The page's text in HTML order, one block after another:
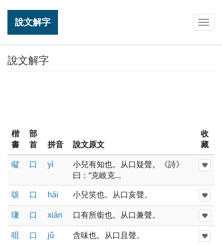
說文解字
說文解字
楷
書
部
首
拼音 說文原文
收
藏
㘈 口 yì
小兒有知也。从口疑聲。《詩》
曰：“克岐克...
咳 口 hái 小兒笑也。从口亥聲。
嗛 口 xián 口有所銜也。从口兼聲。
咀 口 jǔ 含味也。从口且聲。